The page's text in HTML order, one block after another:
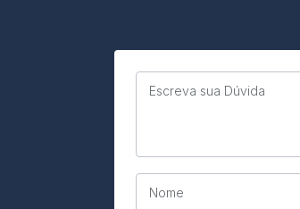
Escreva sua Dúvida
Nome